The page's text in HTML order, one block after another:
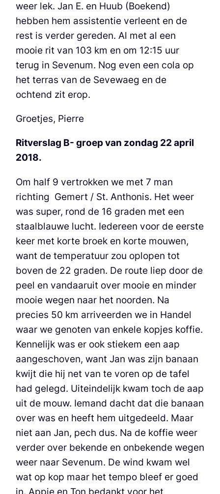
weer lek. Jan E. en Huub (Boekend)
hebben hem assistentie verleent en de
rest is verder gereden. Al met al een
mooie rit van 103 km en om 12:15 uur
terug in Sevenum. Nog even een cola op
het terras van de Sevewaeg en de
ochtend zit erop.
Groetjes, Pierre
Ritverslag B- groep van zondag 22 april
2018.
Om half 9 vertrokken we met 7 man
richting Gemert / St. Anthonis. Het weer
was super, rond de 16 graden met een
staalblauwe lucht. Iedereen voor de eerste
keer met korte broek en korte mouwen,
want de temperatuur zou oplopen tot
boven de 22 graden. De route liep door de
peel en vandaaruit over mooie en minder
mooie wegen naar het noorden. Na
precies 50 km arriveerden we in Handel
waar we genoten van enkele kopjes koffie.
Kennelijk was er ook stiekem een aap
aangeschoven, want Jan was zijn banaan
kwijt die hij net van te voren op de tafel
had gelegd. Uiteindelijk kwam toch de aap
uit de mouw. Iemand dacht dat die banaan
over was en heeft hem uitgedeeld. Maar
niet aan Jan, pech dus. Na de koffie weer
verder over bekende en onbekende wegen
weer naar Sevenum. De wind kwam wel
wat op kop maar het tempo bleef er goed
in. Appie en Ton bedankt voor het